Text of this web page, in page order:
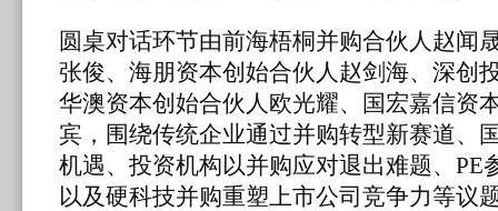
圆桌对话环节由前海梧桐并购合伙人赵闻
张俊、海朋资本创始合伙人赵剑海、深创
华澳资本创始合伙人欧光耀、国宏嘉信资
宾，围绕传统企业通过并购转型新赛道、
机遇、投资机构以并购应对退出难题、PE
以及硬科技并购重塑上市公司竞争力等议